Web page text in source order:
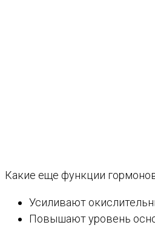
Какие еще функции
Усиливают
Повышают уровень